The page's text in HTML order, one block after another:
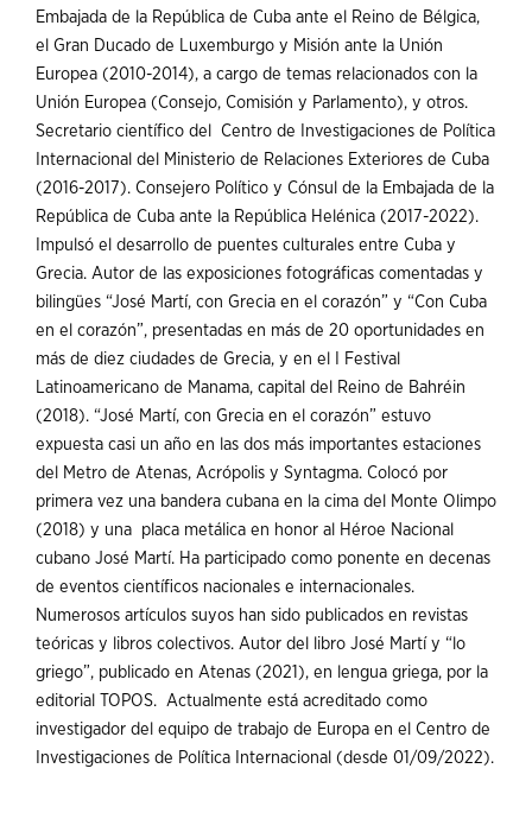
Embajada de la República de Cuba ante el Reino de Bélgica,
el Gran Ducado de Luxemburgo y Misión ante la Unión
Europea (2010-2014), a cargo de temas relacionados con la
Unión Europea (Consejo, Comisión y Parlamento), y otros.
Secretario científico del Centro de Investigaciones de Política
Internacional del Ministerio de Relaciones Exteriores de Cuba
(2016-2017). Consejero Político y Cónsul de la Embajada de la
República de Cuba ante la República Helénica (2017-2022).
Impulsó el desarrollo de puentes culturales entre Cuba y
Grecia. Autor de las exposiciones fotográficas comentadas y
bilingües “José Martí, con Grecia en el corazón” y “Con Cuba
en el corazón”, presentadas en más de 20 oportunidades en
más de diez ciudades de Grecia, y en el I Festival
Latinoamericano de Manama, capital del Reino de Bahréin
(2018). “José Martí, con Grecia en el corazón” estuvo
expuesta casi un año en las dos más importantes estaciones
del Metro de Atenas, Acrópolis y Syntagma. Colocó por
primera vez una bandera cubana en la cima del Monte Olimpo
(2018) y una placa metálica en honor al Héroe Nacional
cubano José Martí. Ha participado como ponente en decenas
de eventos científicos nacionales e internacionales.
Numerosos artículos suyos han sido publicados en revistas
teóricas y libros colectivos. Autor del libro José Martí y “lo
griego”, publicado en Atenas (2021), en lengua griega, por la
editorial TOPOS. Actualmente está acreditado como
investigador del equipo de trabajo de Europa en el Centro de
Investigaciones de Política Internacional (desde 01/09/2022).